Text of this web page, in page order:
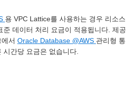
용 VPC Lattice를 사용하는 경우 리소스
준 데이터 처리 요금이 적용됩니다. 제공
서 Oracle Database @AWS 관리형 통
간당 요금은 없습니다.